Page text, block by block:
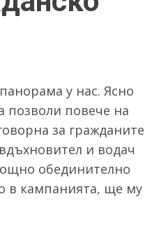
у нас. Ясно
позволи повече на
за гражданите
и водач
обединително
в кампанията, ще му